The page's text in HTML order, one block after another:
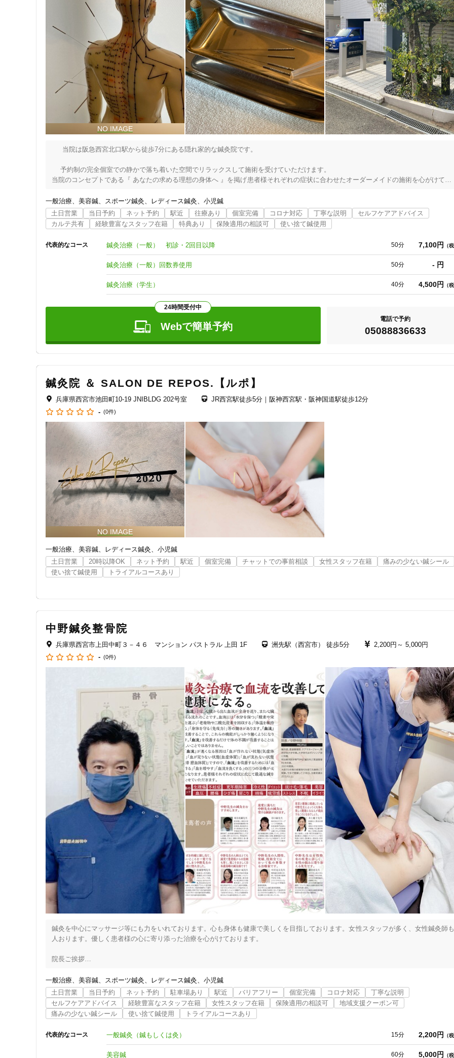
住所 西宮市 変更する
一般治療 美容鍼
特徴・キーワード
受付時間の特徴
土日営業 当日予約
往療あり
女性向けの特徴
接客・サービスの特徴
コロナ対応 オンラインサポートあり
チャットでの事前相談 カルテ共有
施術の特徴
痛みの少ない鍼シール 使い捨て鍼使用
支払いに関する特徴
7 件 検索結果を見る
当院は阪急西宮北口駅から徒歩7分にある隠れ家的な鍼灸院です。
予約制の完全個室での静かで落ち着いた空間でリラックスして施術を受けていただけます。
当院のコンセプトである『 あなたの求める理想の身体へ 』を掲げ患者様それぞれの症状に合わせたオーダーメイドの施術を心がけており
   一般鍼灸治療は、もとより整体・美容でのメニューも取り入れております。なかでも自律神経系の不調や内臓系の症状でお困りの方は
適応分野ですので一度ぜひお問い合わせください！また、美顔鍼も美肌ケア機器との相乗効果でより高い施術を目指しておりますので体
感してみてください。当院でしっかり施術を継続して受けたい方の為にかなりお得な回数券もご準備しております。良く耳にするのが、
治療院に行ってみたいが一歩踏み出す勇気がでない初めて行くから少し不安がある自分に合った治療院がどこなのかわからないなどの声
を良く聞きます。そんな方の隠れ家的な治療院でありたいゆっくり身体をケアしたい綺麗になりたいを叶える治療院を目指しています。
一般治療 美容鍼 スポーツ鍼灸 レディース鍼灸
小児鍼
土日営業
当日予約 ネット予約 駅近 往療あり 個室完備 コロナ対応 丁寧な説明
セルフケアアドバイス
カルテ共有
経験豊富なスタッフ在籍 特典あり 保険適用の相談可 使い捨て鍼使用
代表的なコース 鍼灸治療（一般） 初診・2回目以降 50分 7,100円 （
鍼灸治療（一般）回数券使用 50分 - 円
鍼灸治療（学生） 40分 4,500円 （
24時間受付中
Webで簡単予約
電話で予約
05088836633
鍼灸院 ＆ SALON DE REPOS.【ルポ】
兵庫県西宮市池田町10-19 JNIBLDG 202号室
JR西宮駅徒歩5分｜阪神西宮駅・阪神国道駅徒歩12分
- (0件)
一般治療 美容鍼 レディース鍼灸
小児鍼
土日営業
20時以降OK ネット予約 駅近 個室完備 チャットでの事前相談 女性スタッフ在籍
痛みの少ない鍼シール
使い捨て鍼使用
トライアルコースあり
中野鍼灸整骨院
兵庫県西宮市上田中町３－４６ マンション パストラル 上田 1F 洲先駅（西宮市） 徒歩5分 2,200円～ 5,000円
- (0件)
鍼灸を中心にマッサージ等にも力をいれております。心も身体も健康で美しくを目指しております。女性スタッフが多く、女性鍼灸師
人おります。優しく患者様の心に寄り添った治療を心がけております。
院長ご挨拶
こんにちは。院長の中野伸慈です。
私の大きな大きな夢は病気にならない心と身体を作ることです。
私の父は脊髄小脳変性症という難病を患い、16年間の闘病の末に亡くなりました。最期まで弱音を吐かず、カッコいい父親でした。私は
父親の病気を目の当たりにしてきました。その中で一つの結論が自分の中にできました。病気に一旦なってしまうと治すのが難しい場合
が多々あるということです。そしてこの経験から究極の治療は病気にならない身体にするということに気づきました。この気づきがいつ
しか私の夢になりました。
東洋医学的に言いますと人間の身体には気　血　水という流れがあります。この流れの滞ったところが心や身体の病いになると考えら
ています。川もそうです。流れの滞ったところに土石やゴミが溜まり澱んできます。
一般治療 美容鍼 スポーツ鍼灸 レディース鍼灸
小児鍼
土日営業
当日予約 ネット予約 駐車場あり 駅近 バリアフリー 個室完備 コロナ対応
丁寧な説明
セルフケアアドバイス
経験豊富なスタッフ在籍 女性スタッフ在籍 保険適用の相談可
地域支援クーポン可
痛みの少ない鍼シール
使い捨て鍼使用 トライアルコースあり
代表的なコース 一般鍼灸（鍼もしくは灸） 15分 2,200円 （
美容鍼 60分 5,000円 （